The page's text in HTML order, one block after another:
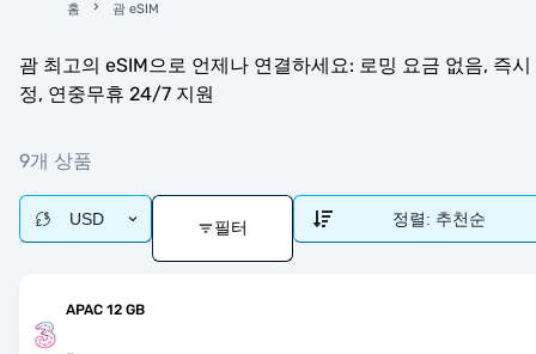
홈 괌 eSIM
괌 최고의 eSIM으로 언제나 연결하세요: 로밍 요금 없음, 즉시
정, 연중무휴 24/7 지원
9개 상품
USD 필터 정렬: 추천순
APAC 12 GB